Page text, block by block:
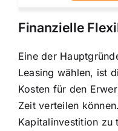
Finanzielle
Eine der
Leasing wählen, ist
Kosten für den
Zeit verteilen
Kapitalinvestition zu